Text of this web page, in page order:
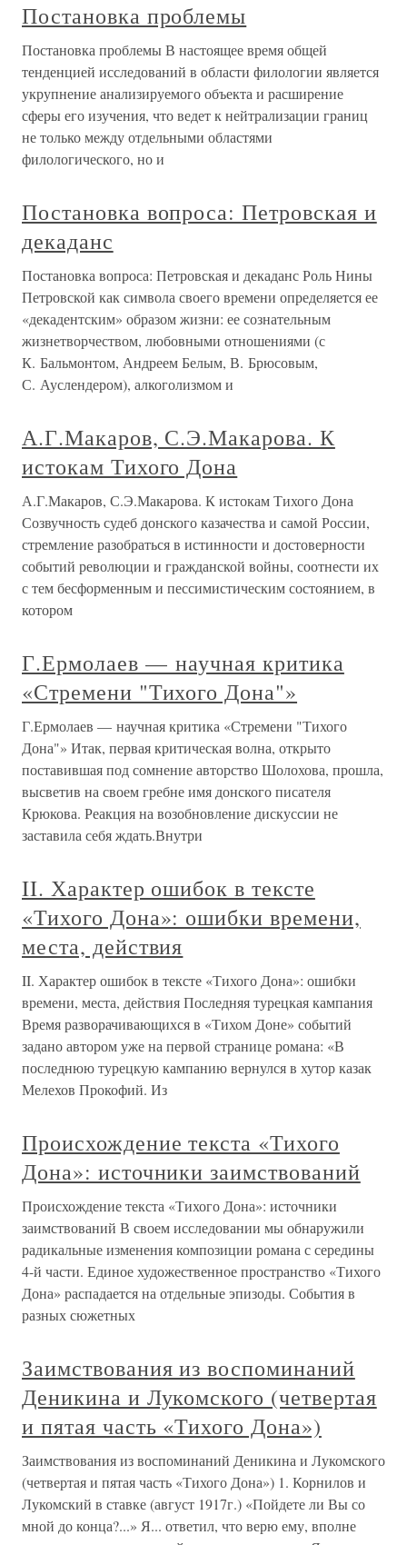
Постановка проблемы
Постановка проблемы В настоящее время общей
тенденцией исследований в области филологии является
укрупнение анализируемого объекта и расширение
сферы его изучения, что ведет к нейтрализации границ
не только между отдельными областями
филологического, но и
Постановка вопроса: Петровская и
декаданс
Постановка вопроса: Петровская и декаданс Роль Нины
Петровской как символа своего времени определяется ее
«декадентским» образом жизни: ее сознательным
жизнетворчеством, любовными отношениями (с
К. Бальмонтом, Андреем Белым, В. Брюсовым,
С. Ауслендером), алкоголизмом и
А.Г.Макаров, С.Э.Макарова. К
истокам Тихого Дона
А.Г.Макаров, С.Э.Макарова. К истокам Тихого Дона
Созвучность судеб донского казачества и самой России,
стремление разобраться в истинности и достоверности
событий революции и гражданской войны, соотнести их
с тем бесформенным и пессимистическим состоянием, в
котором
Г.Ермолаев — научная критика
«Стремени "Тихого Дона"»
Г.Ермолаев — научная критика «Стремени "Тихого
Дона"» Итак, первая критическая волна, открыто
поставившая под сомнение авторство Шолохова, прошла,
высветив на своем гребне имя донского писателя
Крюкова. Реакция на возобновление дискуссии не
заставила себя ждать.Внутри
II. Характер ошибок в тексте
«Тихого Дона»: ошибки времени,
места, действия
II. Характер ошибок в тексте «Тихого Дона»: ошибки
времени, места, действия Последняя турецкая кампания
Время разворачивающихся в «Тихом Доне» событий
задано автором уже на первой странице романа: «В
последнюю турецкую кампанию вернулся в хутор казак
Мелехов Прокофий. Из
Происхождение текста «Тихого
Дона»: источники заимствований
Происхождение текста «Тихого Дона»: источники
заимствований В своем исследовании мы обнаружили
радикальные изменения композиции романа с середины
4-й части. Единое художественное пространство «Тихого
Дона» распадается на отдельные эпизоды. События в
разных сюжетных
Заимствования из воспоминаний
Деникина и Лукомского (четвертая
и пятая часть «Тихого Дона»)
Заимствования из воспоминаний Деникина и Лукомского
(четвертая и пятая часть «Тихого Дона») 1. Корнилов и
Лукомский в ставке (август 1917г.) «Пойдете ли Вы со
мной до конца?...» Я... ответил, что верю ему, вполне